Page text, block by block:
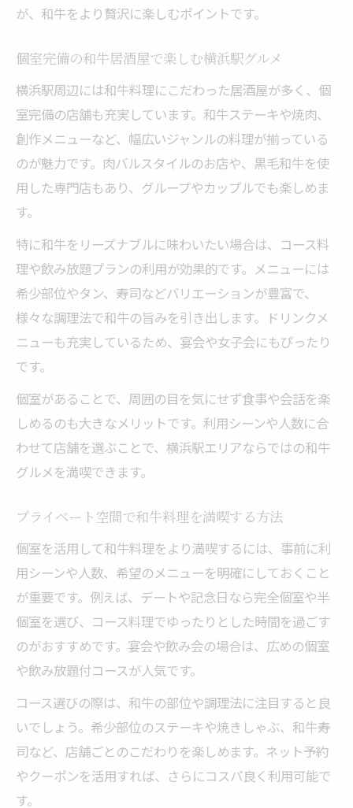
が、和牛をより贅沢に楽しむポイントです。
個室完備の和牛居酒屋で楽しむ横浜駅グルメ
横浜駅周辺には和牛料理にこだわった居酒屋が多く、個
室完備の店舗も充実しています。和牛ステーキや焼肉、
創作メニューなど、幅広いジャンルの料理が揃っている
のが魅力です。肉バルスタイルのお店や、黒毛和牛を使
用した専門店もあり、グループやカップルでも楽しめま
す。
特に和牛をリーズナブルに味わいたい場合は、コース料
理や飲み放題プランの利用が効果的です。メニューには
希少部位やタン、寿司などバリエーションが豊富で、
様々な調理法で和牛の旨みを引き出します。ドリンクメ
ニューも充実しているため、宴会や女子会にもぴったり
です。
個室があることで、周囲の目を気にせず食事や会話を楽
しめるのも大きなメリットです。利用シーンや人数に合
わせて店舗を選ぶことで、横浜駅エリアならではの和牛
グルメを満喫できます。
プライベート空間で和牛料理を満喫する方法
個室を活用して和牛料理をより満喫するには、事前に利
用シーンや人数、希望のメニューを明確にしておくこと
が重要です。例えば、デートや記念日なら完全個室や半
個室を選び、コース料理でゆったりとした時間を過ごす
のがおすすめです。宴会や飲み会の場合は、広めの個室
や飲み放題付コースが人気です。
コース選びの際は、和牛の部位や調理法に注目すると良
いでしょう。希少部位のステーキや焼きしゃぶ、和牛寿
司など、店舗ごとのこだわりを楽しめます。ネット予約
やクーポンを活用すれば、さらにコスパ良く利用可能で
す。